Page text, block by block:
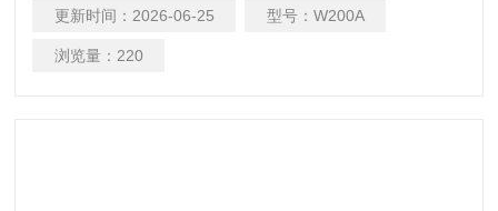
更新时间： 2026-06-25 型号： W200A
浏览量： 220